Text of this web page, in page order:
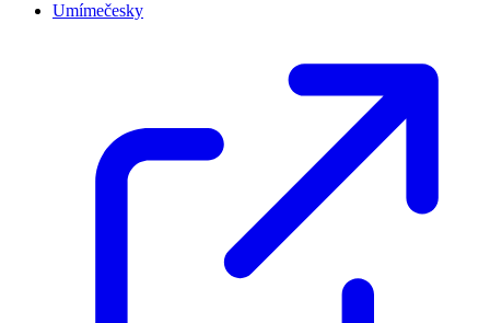
Umímečesky